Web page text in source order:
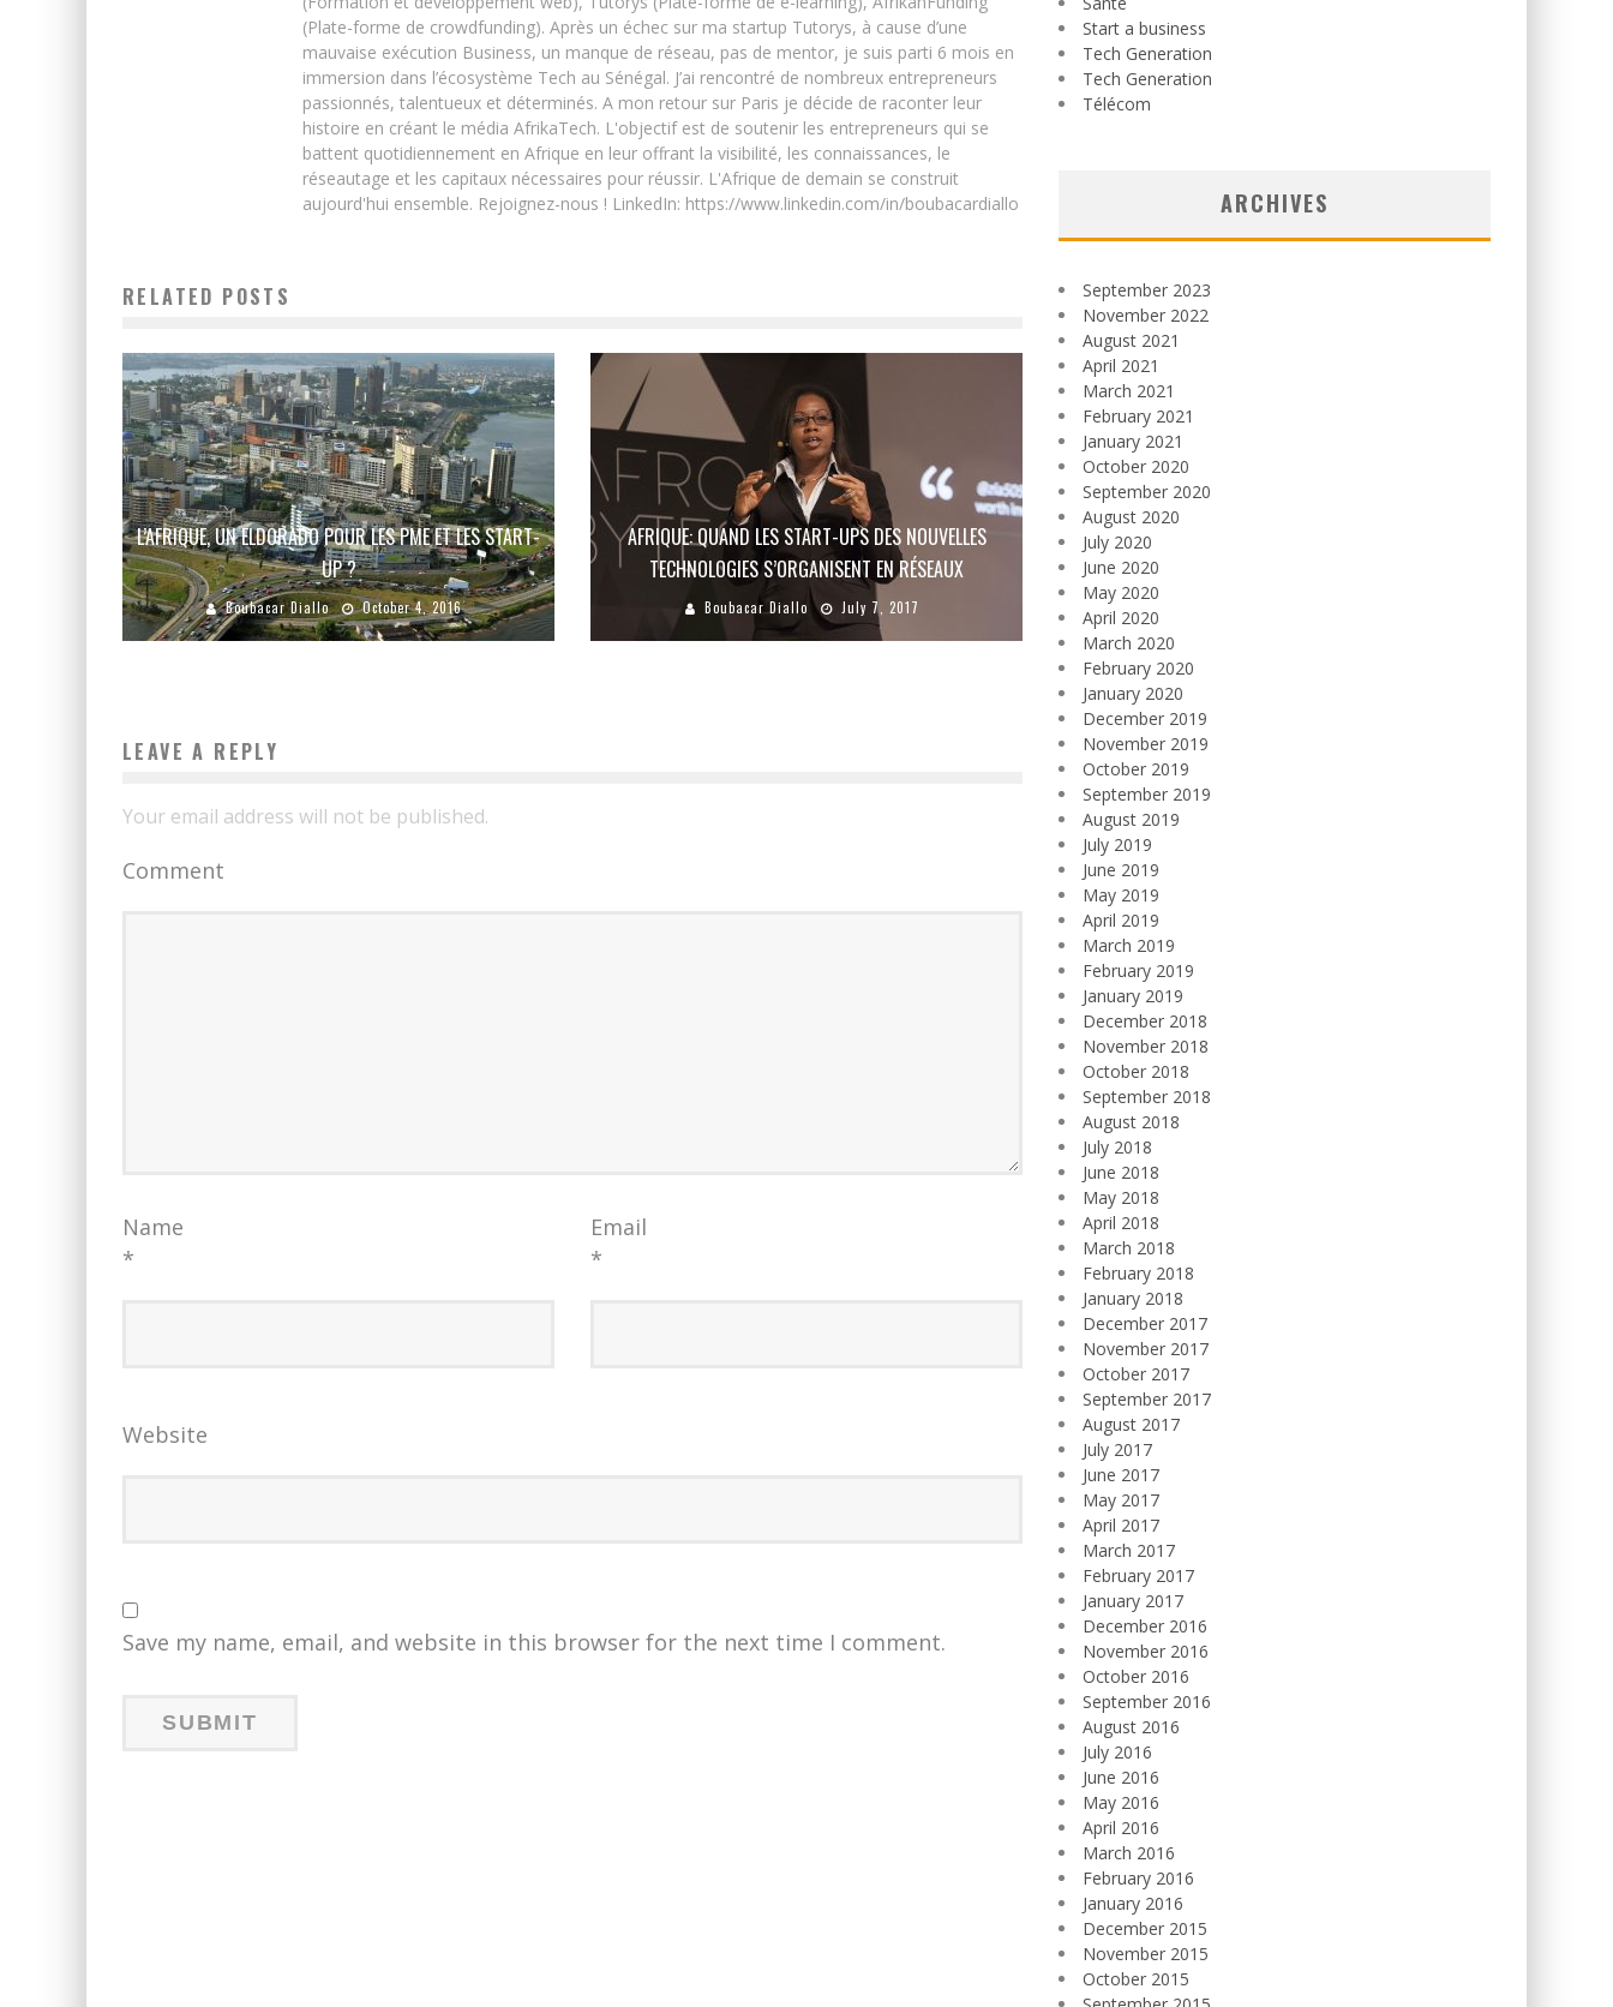
(Plate-forme de crowdfunding). Après un échec sur ma startup Tutorys, à cause d’une
mauvaise exécution Business, un manque de réseau, pas de mentor, je suis parti 6 mois en
immersion dans l’écosystème Tech au Sénégal. J’ai rencontré de nombreux entrepreneurs
passionnés, talentueux et déterminés. A mon retour sur Paris je décide de raconter leur
histoire en créant le média AfrikaTech. L'objectif est de soutenir les entrepreneurs qui se
battent quotidiennement en Afrique en leur offrant la visibilité, les connaissances, le
réseautage et les capitaux nécessaires pour réussir. L'Afrique de demain se construit
aujourd'hui ensemble. Rejoignez-nous ! LinkedIn: https://www.linkedin.com/in/boubacardiallo
RELATED POSTS
L’AFRIQUE, UN ELDORADO POUR LES PME ET LES START-
UP ?
Boubacar Diallo October 4, 2016
AFRIQUE: QUAND LES START-UPS DES NOUVELLES
TECHNOLOGIES S’ORGANISENT EN RÉSEAUX
Boubacar Diallo July 7, 2017
LEAVE A REPLY
Your email address will not be published.
Comment
Name
*
Email
*
Website
Save my name, email, and website in this browser for the next time I comment.
Start a business
Tech Generation
Tech Generation
Télécom
ARCHIVES
September 2023
November 2022
August 2021
April 2021
March 2021
February 2021
January 2021
October 2020
September 2020
August 2020
July 2020
June 2020
May 2020
April 2020
March 2020
February 2020
January 2020
December 2019
November 2019
October 2019
September 2019
August 2019
July 2019
June 2019
May 2019
April 2019
March 2019
February 2019
January 2019
December 2018
November 2018
October 2018
September 2018
August 2018
July 2018
June 2018
May 2018
April 2018
March 2018
February 2018
January 2018
December 2017
November 2017
October 2017
September 2017
August 2017
July 2017
June 2017
May 2017
April 2017
March 2017
February 2017
January 2017
December 2016
November 2016
October 2016
September 2016
August 2016
July 2016
June 2016
May 2016
April 2016
March 2016
February 2016
January 2016
December 2015
November 2015
October 2015